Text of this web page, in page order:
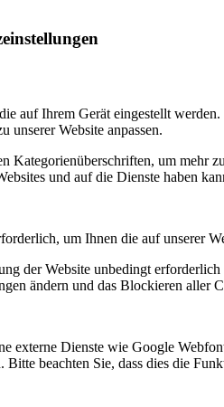
auf Ihrem Gerät eingestellt
unserer Website anpassen.
Kategorienüberschriften, um mehr
und auf die Dienste haben
um Ihnen die auf unserer
der Website unbedingt
ändern und das Blockieren aller
externe Dienste wie Google
Bitte beachten Sie, dass dies die